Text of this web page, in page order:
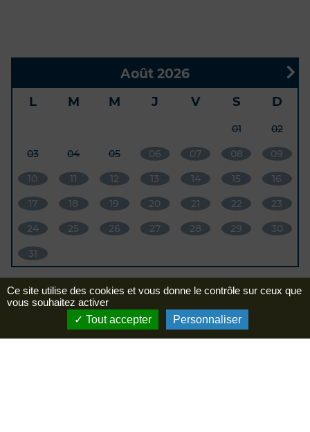
Août 2026
L M M J V S D
01
02
03
04 05 06 07 08
09
10
11 12 13 14 15
16
17
18 19 20 21 22
23
24
25 26 27 28 29
30
31
Ce site utilise des cookies et vous donne le contrôle sur ceux que
vous souhaitez activer
Tout accepter
Personnaliser